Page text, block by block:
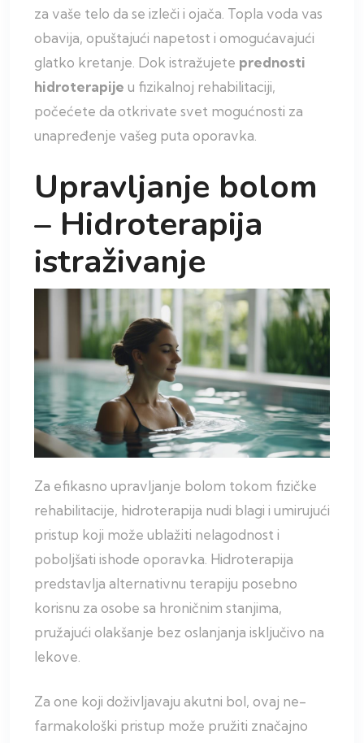
za vaše telo da se izleči i ojača. Topla voda vas
obavija, opuštajući napetost i omogućavajući
glatko kretanje. Dok istražujete prednosti
hidroterapije u fizikalnoj rehabilitaciji,
počećete da otkrivate svet mogućnosti za
unapređenje vašeg puta oporavka.
Upravljanje bolom
– Hidroterapija
istraživanje
Za efikasno upravljanje bolom tokom fizičke
rehabilitacije, hidroterapija nudi blagi i umirujući
pristup koji može ublažiti nelagodnost i
poboljšati ishode oporavka. Hidroterapija
predstavlja alternativnu terapiju posebno
korisnu za osobe sa hroničnim stanjima,
pružajući olakšanje bez oslanjanja isključivo na
lekove.
Za one koji doživljavaju akutni bol, ovaj ne-
farmakološki pristup može pružiti značajno